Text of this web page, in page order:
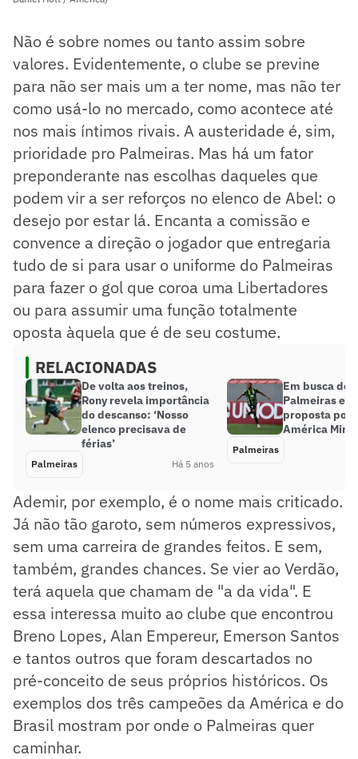
Não é sobre nomes ou tanto assim sobre
valores. Evidentemente, o clube se previne
para não ser mais um a ter nome, mas não ter
como usá-lo no mercado, como acontece até
nos mais íntimos rivais. A austeridade é, sim,
prioridade pro Palmeiras. Mas há um fator
preponderante nas escolhas daqueles que
podem vir a ser reforços no elenco de Abel: o
desejo por estar lá. Encanta a comissão e
convence a direção o jogador que entregaria
tudo de si para usar o uniforme do Palmeiras
para fazer o gol que coroa uma Libertadores
ou para assumir uma função totalmente
oposta àquela que é de seu costume.
RELACIONADAS
De volta aos treinos,
Rony revela importância
do descanso: ‘Nosso
elenco precisava de
férias’
Palmeiras Há 5 anos
Em busca de
Palmeiras
proposta por
América
Palmeiras
Ademir, por exemplo, é o nome mais criticado.
Já não tão garoto, sem números expressivos,
sem uma carreira de grandes feitos. E sem,
também, grandes chances. Se vier ao Verdão,
terá aquela que chamam de "a da vida". E
essa interessa muito ao clube que encontrou
Breno Lopes, Alan Empereur, Emerson Santos
e tantos outros que foram descartados no
pré-conceito de seus próprios históricos. Os
exemplos dos três campeões da América e do
Brasil mostram por onde o Palmeiras quer
caminhar.